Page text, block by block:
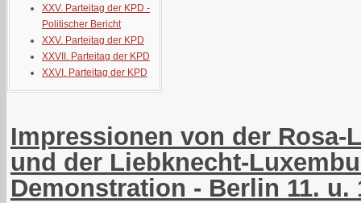
XXV. Parteitag der KPD -
Politischer Bericht
XXV. Parteitag der KPD
XXVII. Parteitag der KPD
XXVI. Parteitag der KPD
Impressionen von der Rosa-
und der Liebknecht-
Demonstration - Berlin 11. u.